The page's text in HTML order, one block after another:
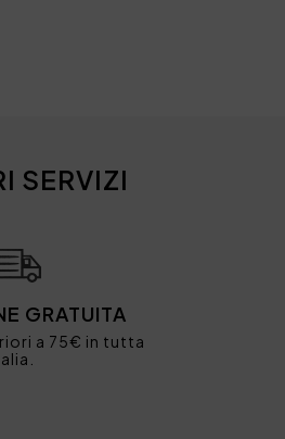
SERVIZI
GRATUITA
a 75€ in tutta